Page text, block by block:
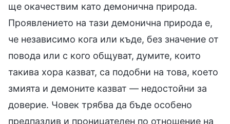
ще окачествим като демонична природа.
Проявлението на тази демонична природа е,
че независимо кога или къде, без значение от
повода или с кого общуват, думите, които
такива хора казват, са подобни на това, което
змията и демоните казват — недостойни за
доверие. Човек трябва да бъде особено
предпазлив и проницателен по отношение на